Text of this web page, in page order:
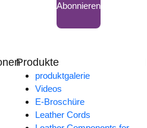
Abonnieren
Produkte
produktgalerie
Videos
E-Broschüre
Leather Cords